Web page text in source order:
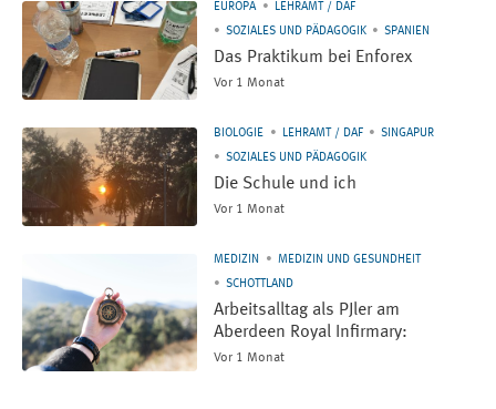
EUROPA
LEHRAMT / DAF
SOZIALES UND PÄDAGOGIK
SPANIEN
Das Praktikum bei Enforex
Vor 1 Monat
BIOLOGIE LEHRAMT / DAF
SINGAPUR
SOZIALES UND PÄDAGOGIK
Die Schule und ich
Vor 1 Monat
MEDIZIN
MEDIZIN UND GESUNDHEIT
SCHOTTLAND
Arbeitsalltag als PJler am
Aberdeen Royal Infirmary:
Vor 1 Monat